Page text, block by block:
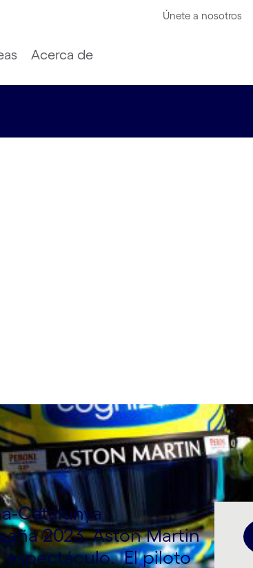
Únete a nosotros
Acerca de
Catalunya
2023. Aston Martin
espectáculo. El piloto